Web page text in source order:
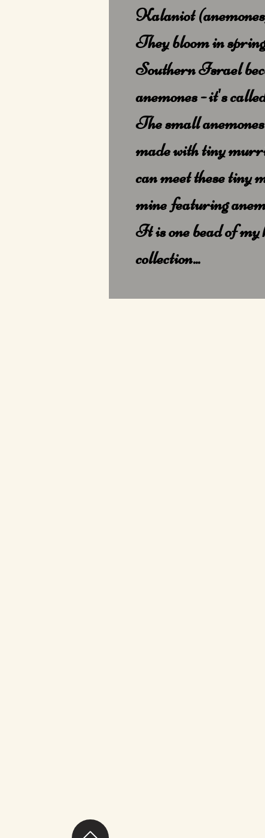
Kalaniot
They bloom in
Southern Israel
anemones - it's
The small
made with tiny
can meet these tiny
mine featuring
It is one bead of my
collection...